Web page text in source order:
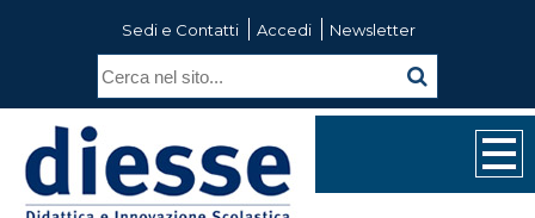
Sedi e Contatti Accedi Newsletter